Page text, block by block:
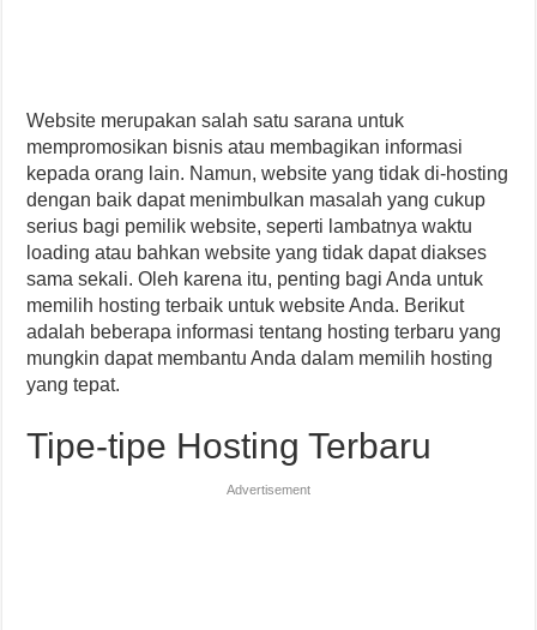
Website merupakan salah satu sarana untuk
mempromosikan bisnis atau membagikan informasi
kepada orang lain. Namun, website yang tidak di-hosting
dengan baik dapat menimbulkan masalah yang cukup
serius bagi pemilik website, seperti lambatnya waktu
loading atau bahkan website yang tidak dapat diakses
sama sekali. Oleh karena itu, penting bagi Anda untuk
memilih hosting terbaik untuk website Anda. Berikut
adalah beberapa informasi tentang hosting terbaru yang
mungkin dapat membantu Anda dalam memilih hosting
yang tepat.
Tipe-tipe Hosting Terbaru
Advertisement